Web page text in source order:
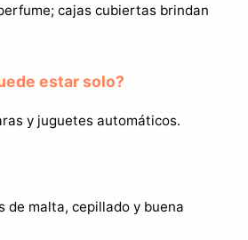
cajas cubiertas brindan
estar solo?
y juguetes automáticos.
de malta, cepillado y buena